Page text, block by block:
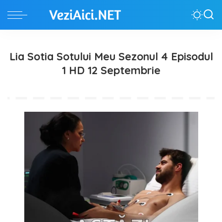
Lia Sotia Sotului Meu Sezonul 4 Episodul
1 HD 12 Septembrie